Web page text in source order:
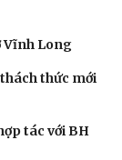
Vĩnh Long
thức mới
tác với BH